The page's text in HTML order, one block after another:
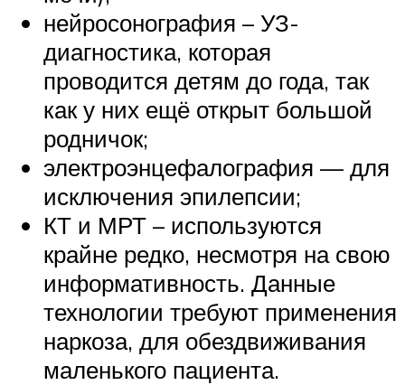
нейросонография – УЗ-
диагностика, которая
проводится детям до года, так
как у них ещё открыт большой
родничок;
электроэнцефалография — для
исключения эпилепсии;
КТ и МРТ – используются
крайне редко, несмотря на свою
информативность. Данные
технологии требуют применения
наркоза, для обездвиживания
маленького пациента.